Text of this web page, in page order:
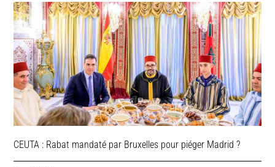
CEUTA : Rabat mandaté par Bruxelles pour piéger Madrid ?